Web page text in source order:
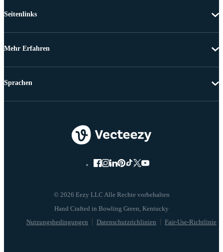
Seitenlinks
Mehr Erfahren
© 2026 Eezy LLC Alle Rechte vorbehalten
Nutzungsbedingungen Datenschutzrichlinien Fair-Use-Richtlinie
Sprachen